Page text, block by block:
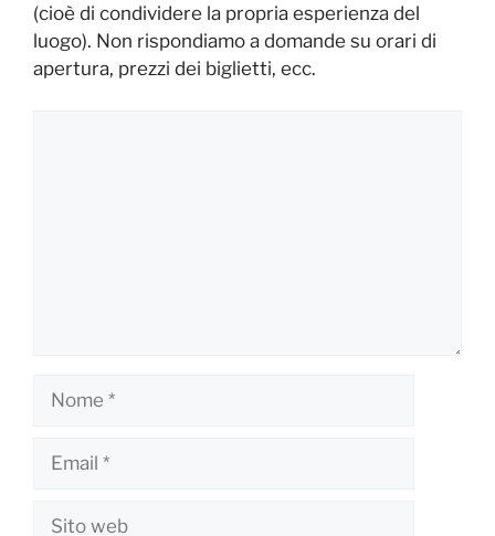
(cioè di condividere la propria esperienza del
luogo). Non rispondiamo a domande su orari di
apertura, prezzi dei biglietti, ecc.
Nome
Email
Sito